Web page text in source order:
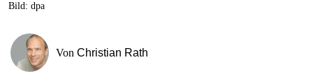
verlag
veranstaltungen
shop
Bild: dpa
Von Christian Rath